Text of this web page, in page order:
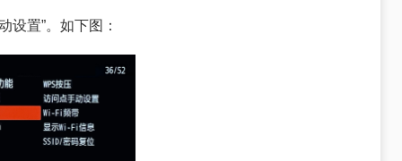
设置”。如下图：